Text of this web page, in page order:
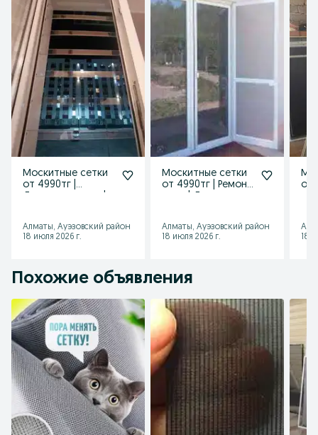
Москитные сетки
от 4990тг |
Алматы, Ауэзовский район
18 июля 2026 г.
Москитные сетки
от 4990тг | Ремонт
Алматы, Ауэзовский район
18 июля 2026 г.
от
18
Похожие объявления